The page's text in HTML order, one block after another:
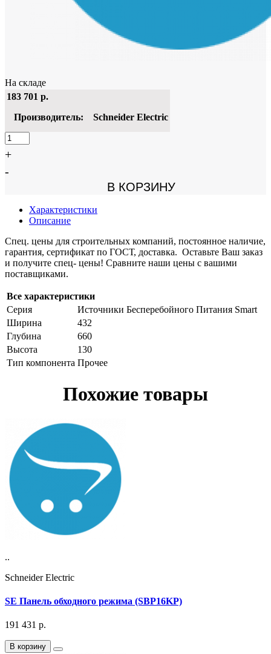
На складе
183 701 р.
Производитель:
Schneider Electric
+
-
В КОРЗИНУ
Характеристики
Описание
Спец. цены для строительных компаний, постоянное наличие,
гарантия, сертификат по ГОСТ, доставка. Оставьте Ваш заказ
и получите спец- цены! Сравните наши цены с вашими
поставщиками.
Все характеристики
Серия
Источники Бесперебойного Питания Smart
Ширина
432
Глубина
660
Высота
130
Тип компонента Прочее
Похожие товары
..
Schneider Electric
SE Панель обходного режима (SBP16KP)
191 431 р.
В корзину